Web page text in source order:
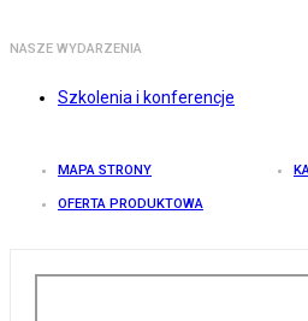
NASZE WYDARZENIA
Szkolenia i konferencje
MAPA STRONY
OFERTA PRODUKTOWA